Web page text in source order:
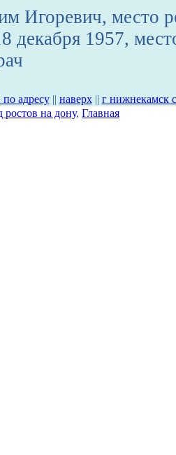
Игоревич, место
декабря 1957,
адресу|| наверх|| г нижнекамск
ростов на дону, Главная